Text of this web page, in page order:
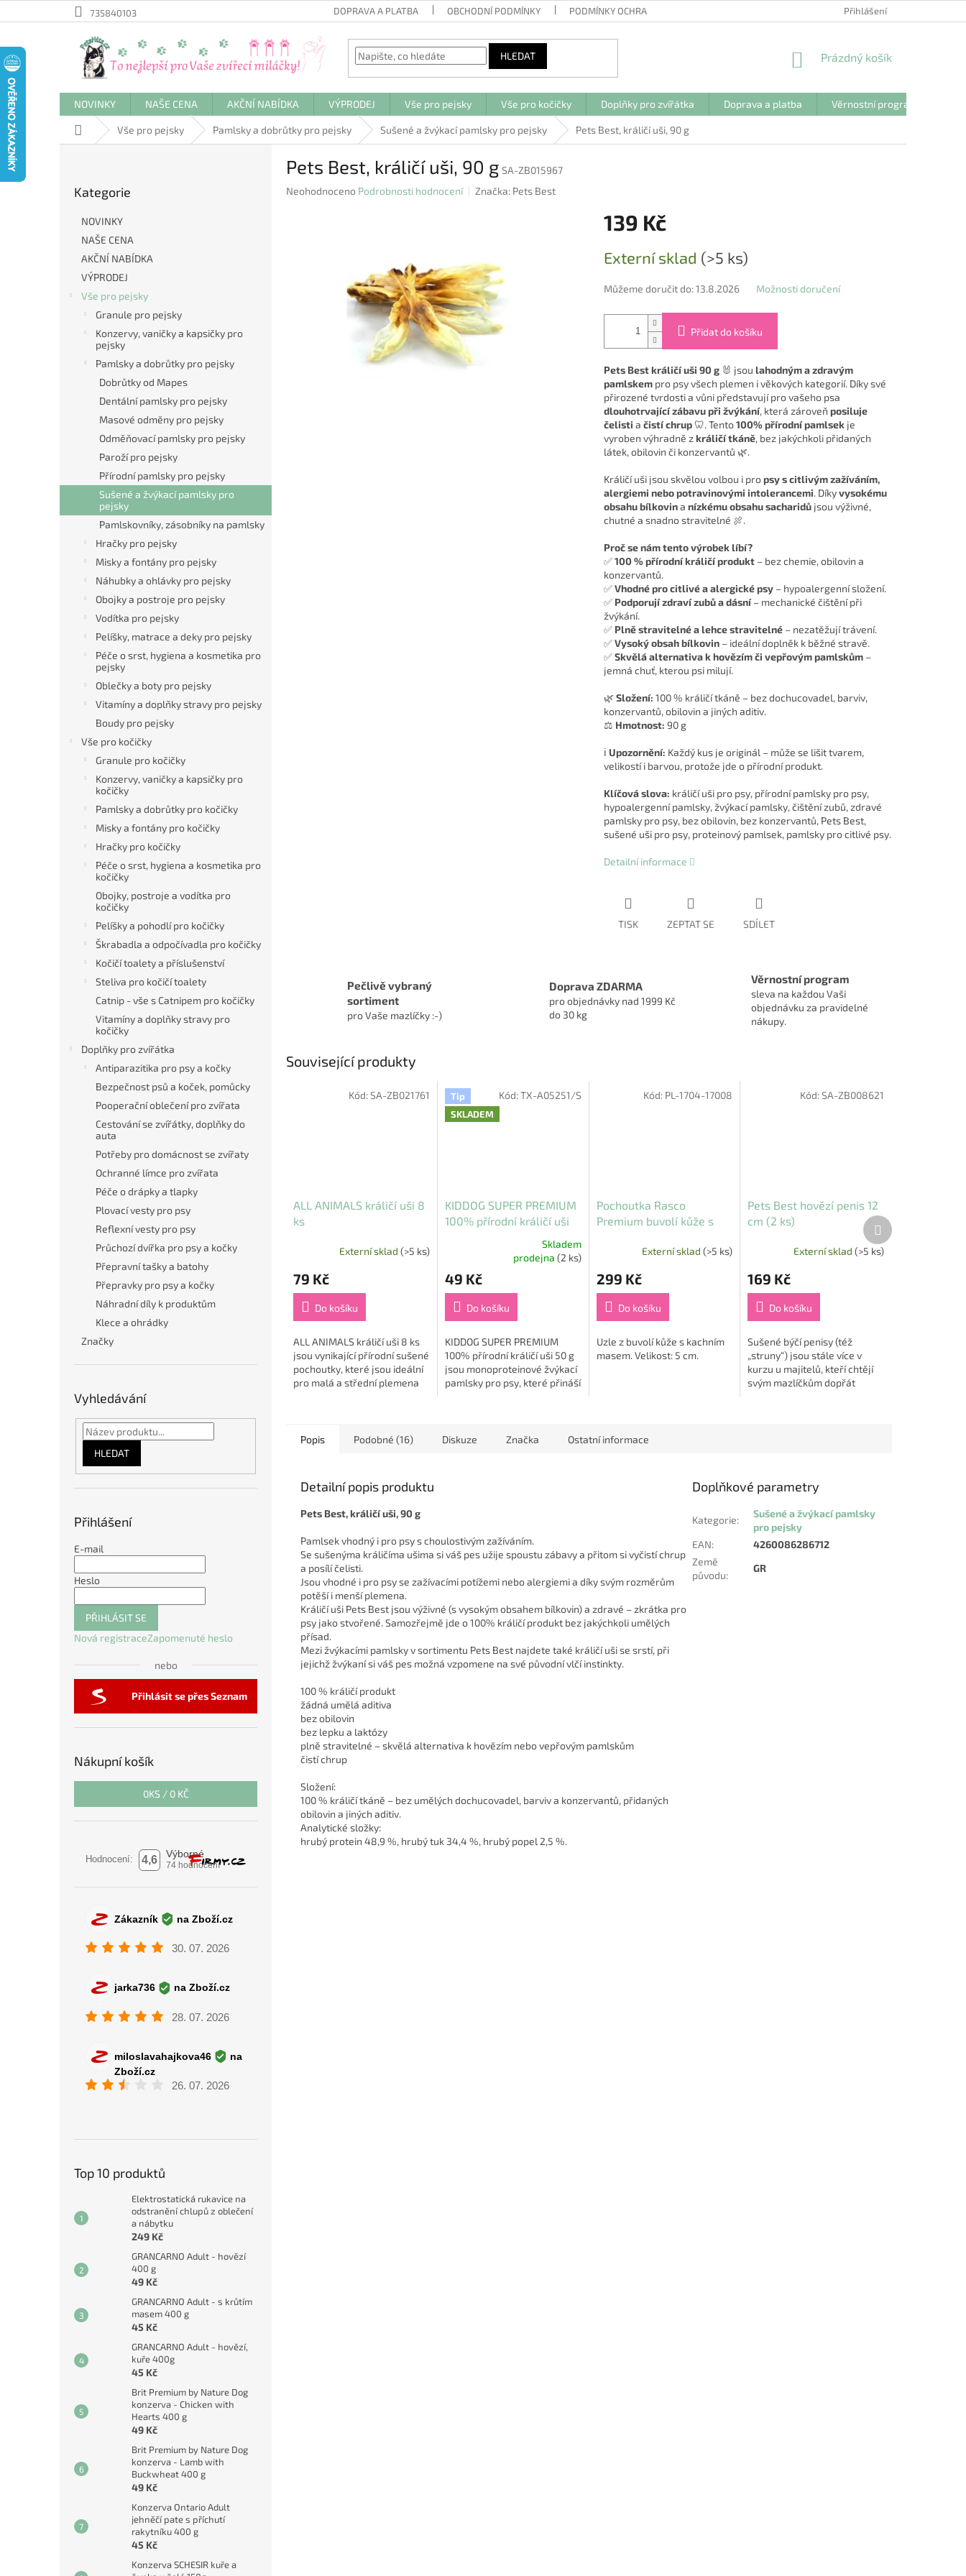
na
735840103 DOPRAVA A PLATBA OBCHODNÍ PODMÍNKY PODMÍNKY OCHRANY OSOBNÍCH ÚDAJŮ Přihlášení
HLEDAT
NÁKUPNÍ
Prázdný košík
NOVINKY NAŠE CENA AKČNÍ NABÍDKA VÝPRODEJ Vše pro pejsky Vše pro kočičky Doplňky pro zvířátka Doprava a platba Věrnostní program
Domů Vše pro pejsky Pamlsky a dobrůtky pro pejsky Sušené a žvýkací pamlsky pro pejsky Pets Best, králičí uši, 90 g
kategorie
Kategorie
NOVINKY
NAŠE CENA
AKČNÍ NABÍDKA
VÝPRODEJ
Vše pro pejsky
Granule pro pejsky
Konzervy, vaničky a kapsičky pro
pejsky
Pamlsky a dobrůtky pro pejsky
Dobrůtky od Mapes
Dentální pamlsky pro pejsky
Masové odměny pro pejsky
Odměňovací pamlsky pro pejsky
Paroží pro pejsky
Přírodní pamlsky pro pejsky
Sušené a žvýkací pamlsky pro
pejsky
Pamlskovníky, zásobníky na pamlsky
Hračky pro pejsky
Misky a fontány pro pejsky
Náhubky a ohlávky pro pejsky
Obojky a postroje pro pejsky
Vodítka pro pejsky
Pelíšky, matrace a deky pro pejsky
Péče o srst, hygiena a kosmetika pro
pejsky
Oblečky a boty pro pejsky
Vitamíny a doplňky stravy pro pejsky
Boudy pro pejsky
Vše pro kočičky
Granule pro kočičky
Konzervy, vaničky a kapsičky pro
kočičky
Pamlsky a dobrůtky pro kočičky
Misky a fontány pro kočičky
Hračky pro kočičky
Péče o srst, hygiena a kosmetika pro
kočičky
Obojky, postroje a vodítka pro
kočičky
Pelíšky a pohodlí pro kočičky
Škrabadla a odpočívadla pro kočičky
Kočičí toalety a příslušenství
Steliva pro kočičí toalety
Catnip - vše s Catnipem pro kočičky
Vitamíny a doplňky stravy pro
kočičky
Doplňky pro zvířátka
Antiparazitika pro psy a kočky
Bezpečnost psů a koček, pomůcky
Pooperační oblečení pro zvířata
Cestování se zvířátky, doplňky do
auta
Potřeby pro domácnost se zvířaty
Ochranné límce pro zvířata
Péče o drápky a tlapky
Plovací vesty pro psy
Reflexní vesty pro psy
Průchozí dvířka pro psy a kočky
Přepravní tašky a batohy
Přepravky pro psy a kočky
Náhradní díly k produktům
Klece a ohrádky
Značky
Vyhledávání
HLEDAT
Přihlášení
E-mail
Heslo
PŘIHLÁSIT SE
Nová registraceZapomenuté heslo
nebo
Přihlásit se přes Seznam
Nákupní košík
0KS / 0 KČ
Top 10 produktů
Elektrostatická rukavice na
odstranění chlupů z oblečení
a nábytku
249 Kč
GRANCARNO Adult - hovězí
400 g
49 Kč
GRANCARNO Adult - s krůtím
masem 400 g
45 Kč
GRANCARNO Adult - hovězí,
kuře 400g
45 Kč
Brit Premium by Nature Dog
konzerva - Chicken with
Hearts 400 g
49 Kč
Brit Premium by Nature Dog
konzerva - Lamb with
Buckwheat 400 g
49 Kč
Konzerva Ontario Adult
jehněčí pate s příchutí
rakytníku 400 g
45 Kč
Konzerva SCHESIR kuře a
Pets Best, králičí uši, 90 g SA-ZB015967
Průměrné
Neohodnoceno Podrobnosti hodnocení Značka: Pets Best
139 Kč
cena:
Externí sklad (>5 ks)
Můžeme doručit do: 13.8.2026 Možnosti doručení
Přidat do košíku
Pets Best králičí uši 90 g🐰 jsou lahodným a zdravým
pamlskempro psy všech plemen i věkových kategorií. Díky své
přirozené tvrdosti a vůni představují pro vašeho psa
dlouhotrvající zábavu při žvýkání, která zároveň posiluje
čelisti a čistí chrup🦷. Tento100% přírodní pamlsekje
vyroben výhradně zkráličí tkáně, bez jakýchkoli přidaných
látek, obilovin či konzervantů 🌿.
Králičí uši jsou skvělou volbou i propsy s citlivým zažíváním,
alergiemi nebo potravinovými intolerancemi. Díkyvysokému
obsahu bílkovina nízkému obsahu sacharidůjsou výživné,
chutné a snadno stravitelné 🍖.
Proč se nám tento výrobek líbí?
✅100 % přírodní králičí produkt– bez chemie, obilovin a
konzervantů.
✅Vhodné pro citlivé a alergické psy– hypoalergenní složení.
✅ Podporují zdraví zubů a dásní– mechanické čištění při
žvýkání.
✅ Plně stravitelné a lehce stravitelné– nezatěžují trávení.
✅Vysoký obsah bílkovin– ideální doplněk k běžné stravě.
✅Skvělá alternativa k hovězím či vepřovým pamlskům–
jemná chuť, kterou psi milují.
🌿 Složení: 100 % králičí tkáně – bez dochucovadel, barviv,
konzervantů, obilovin a jiných aditiv.
⚖️ Hmotnost: 90 g
ℹ️ Upozornění: Každý kus je originál – může se lišit tvarem,
velikostí i barvou, protože jde o přírodní produkt.
Klíčová slova: králičí uši pro psy, přírodní pamlsky pro psy,
hypoalergenní pamlsky, žvýkací pamlsky, čištění zubů, zdravé
pamlsky pro psy, bez obilovin, bez konzervantů, Pets Best,
sušené uši pro psy, proteinový pamlsek, pamlsky pro citlivé psy.
Detailní informace
TISK ZEPTAT SE SDÍLET
Pečlivě vybraný
sortiment
pro Vaše mazlíčky :-)
Doprava ZDARMA
pro objednávky nad 1999 Kč
do 30 kg
Věrnostní program
sleva na každou Vaši
objednávku za pravidelné
nákupy.
Související produkty
ALL ANIMALS králičí uši 8
ks
Externí sklad (>5 ks)
79 Kč
Do košíku
ALL ANIMALS králičí uši 8 ks
jsou vynikající přírodní sušené
pochoutky, které jsou ideální
pro malá a střední plemena
Kód:SA-ZB021761
Tip
SKLADEM
KIDDOG SUPER PREMIUM
100% přírodní králičí uši
produktu
je
z
hvězdiček.
Skladem
prodejna (2 ks)
49 Kč
Do košíku
KIDDOG SUPER PREMIUM
100% přírodní králičí uši 50 g
jsou monoproteinové žvýkací
pamlsky pro psy, které přináší
Kód:TX-A05251/S
Pochoutka Rasco
Premium buvolí kůže s
Externí sklad(>5 ks)
299 Kč
Do košíku
Uzle z buvolí kůže s kachním
masem. Velikost: 5 cm.
Kód: PL-1704-17008
Pets Best hovězí penis 12
cm (2 ks)
Externí sklad (>5 ks)
169 Kč
Do košíku
Sušené býčí penisy (též
„struny“) jsou stále více v
kurzu u majitelů, kteří chtějí
svým mazlíčkům dopřát
Kód:SA-ZB008621
Další
produkt
Popis Podobné (16) Diskuze Značka Ostatní informace
Detailní popis produktu
Pets Best, králičí uši, 90 g
Pamlsek vhodný i pro psy s choulostivým zažíváním.
Se sušenýma králičíma ušima si váš pes užije spoustu zábavy a přitom si vyčistí chrup
a posílí čelisti.
Jsou vhodné i pro psy se zažívacími potížemi nebo alergiemi a díky svým rozměrům
potěší i menší plemena.
Králičí uši Pets Best jsou výživné (s vysokým obsahem bílkovin) a zdravé – zkrátka pro
psy jako stvořené. Samozřejmě jde o 100% králičí produkt bez jakýchkoli umělých
přísad.
Mezi žvýkacími pamlsky v sortimentu Pets Best najdete také králičí uši se srstí, při
jejichž žvýkaní si váš pes možná vzpomene na své původní vlčí instinkty.
100 % králičí produkt
žádná umělá aditiva
bez obilovin
bez lepku a laktózy
plně stravitelné – skvělá alternativa k hovězím nebo vepřovým pamlskům
čistí chrup
Složení:
100 % králičí tkáně – bez umělých dochucovadel, barviv a konzervantů, přidaných
obilovin a jiných aditiv.
Analytické složky:
hrubý protein 48,9 %, hrubý tuk 34,4 %, hrubý popel 2,5 %.
Doplňkové parametry
Kategorie:
Sušené a žvýkací pamlsky
pro pejsky
EAN:
4260086286712
Země
původu:
GR